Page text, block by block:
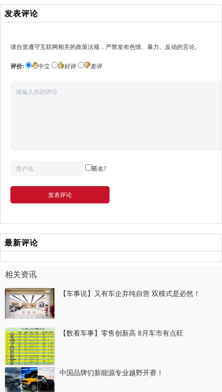
发表评论
请自觉遵守互联网相关的政策法规，严禁发布色情、暴力、反动的言论。
评价: 中立 好评 差评
匿名?
发表评论
最新评论
相关资讯
【车事说】又有车企弃纯自营 双模式是必然！
【数看车事】零售创新高 8月车市有点旺
中国品牌们新能源专业越野开赛！